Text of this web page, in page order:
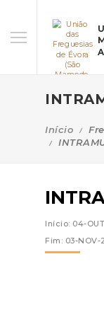
Início
Início: 04-
Fim: 03-NOV-